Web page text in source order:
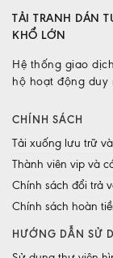
TẢI TRANH DÁN
KHỔ LỚN
Hệ thống giao
hộ hoạt động duy
CHÍNH SÁCH
Tải xuống lưu trữ
Thành viên vip và
Chính sách đổi trả
Chính sách hoàn
HƯỚNG DẪN SỬ